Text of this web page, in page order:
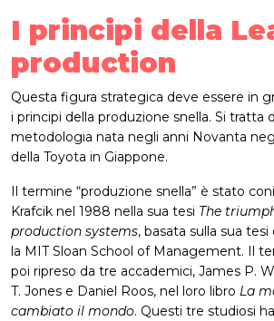
I principi della
production
Questa figura strategica deve essere in
i principi della produzione snella. Si tratta
metodologia nata negli anni Novanta
della Toyota in Giappone.
Il termine “produzione snella” è stato
Krafcik nel 1988 nella sua tesi The
production systems, basata sulla sua tesi
la MIT Sloan School of Management. Il
poi ripreso da tre accademici, James P.
T. Jones e Daniel Roos, nel loro libro La
cambiato il mondo. Questi tre studiosi